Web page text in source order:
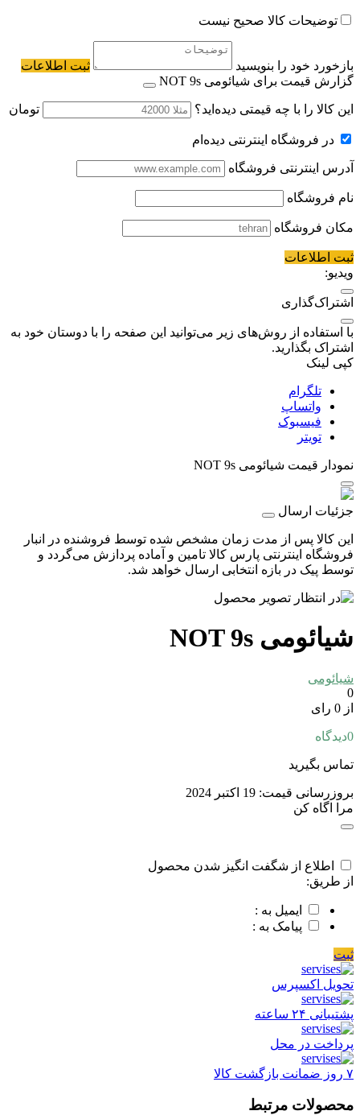
توضیحات کالا صحیح نیست
بازخورد خود را بنویسید
ثبت اطلاعات
گزارش قیمت برای شیائومی NOT 9s
این کالا را با چه قیمتی دیده‌اید؟ تومان
در فروشگاه اینترنتی دیده‌ام
آدرس اینترنتی فروشگاه
نام فروشگاه
مکان فروشگاه
ثبت اطلاعات
ویدیو:
اشتراک‌گذاری
با استفاده از روش‌های زیر می‌توانید این صفحه را با دوستان خود به
اشتراک بگذارید.
کپی لینک
تلگرام
واتساپ
فیسبوک
تویتر
نمودار قیمت شیائومی NOT 9s
جزئیات ارسال
این کالا پس از مدت زمان مشخص شده توسط فروشنده در انبار
فروشگاه اینترنتی پارس کالا تامین و آماده پردازش می‌گردد و
توسط پیک در بازه انتخابی ارسال خواهد شد.
شیائومی NOT 9s
شیائومی
0
از 0 رای
0دیدگاه
تماس بگیرید
بروزرسانی قیمت: 19 اکتبر 2024
مرا اگاه کن
اطلاع از شگفت انگیز شدن محصول
از طریق:
ایمیل به :
پیامک به :
ثبت
تحویل اکسپرس
پشتیبانی ۲۴ ساعته
پرداخت در محل
۷ روز ضمانت بازگشت کالا
محصولات مرتبط